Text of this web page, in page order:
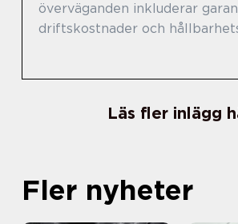
överväganden inkluderar
driftskostnader och
Läs fler inlägg
Fler nyheter